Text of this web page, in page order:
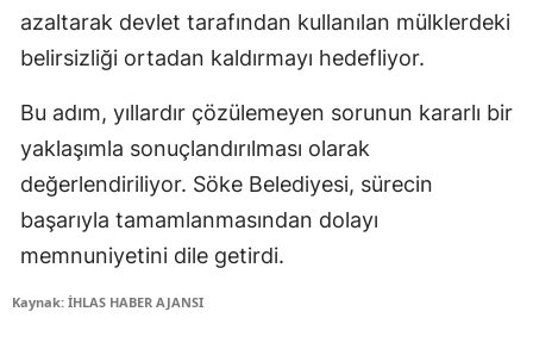
azaltarak devlet tarafından kullanılan mülklerdeki
belirsizliği ortadan kaldırmayı hedefliyor.
Bu adım, yıllardır çözülemeyen sorunun kararlı bir
yaklaşımla sonuçlandırılması olarak
değerlendiriliyor. Söke Belediyesi, sürecin
başarıyla tamamlanmasından dolayı
memnuniyetini dile getirdi.
Kaynak: İHLAS HABER AJANSI